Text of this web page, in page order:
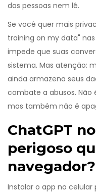
das pessoas nem lê.
Se você quer mais
training on my data"
impede que suas
sistema. Mas atenção:
ainda armazena seus
combate a abusos.
mas também não é
ChatGPT
perigoso
navegador?
Instalar o app no celular